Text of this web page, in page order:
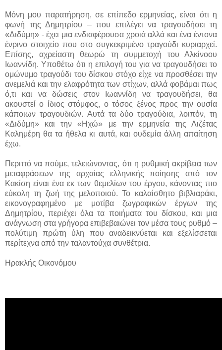
Μόνη μου παρατήρηση, σε επίπεδο ερμηνείας, είναι ότι η
φωνή της Δημητρίου – που επιλέγει να τραγουδήσει τη
«Διδύμη» - έχει μια ενδιαφέρουσα χροιά αλλά και ένα έντονα
ένρινο στοιχείο που στο συγκεκριμένο τραγούδι κυριαρχεί.
Επίσης, αχρείαστη θεωρώ τη συμμετοχή του Αλκίνοου
Ιωαννίδη. Υποθέτω ότι η επιλογή του για να τραγουδήσει το
ομώνυμο τραγούδι του δίσκου στόχο είχε να προσθέσει την
ανεμελιά και την ελαφρότητα των στίχων, αλλά φοβάμαι πως
ό,τι και να δώσεις στον Ιωαννίδη να τραγουδήσει, θα
ακουστεί ο ίδιος στόμφος, ο τόσος ξένος προς την ουσία
κάποιων τραγουδιών. Αυτά τα δύο τραγούδια, λοιπόν, τη
«Διδύμη» και την «Ηχώ» με την ερμηνεία της Λιζέτας
Καλημέρη θα τα ήθελα κι αυτά, και ουδεμία άλλη απαίτηση
έχω.
Περιττό να πούμε, τελειώνοντας, ότι η ρυθμική ακρίβεια των
μεταφράσεων της αρχαίας ελληνικής ποίησης από τον
Κακίση είναι ένα εκ των θεμελίων του έργου, κάνοντας πιο
εύκολη τη ζωή της μελοποιού. Το καλαίσθητο βιβλιαράκι,
εικονογραφημένο με μοτίβα ζωγραφικών έργων της
Δημητρίου, περιέχει όλα τα ποιήματα του δίσκου, και μια
ανάγνωση στα γρήγορα επιβεβαιώνει τον μέσα τους ρυθμό –
πολύτιμη πρώτη ύλη που αναδεικνύεται και εξελίσσεται
περίτεχνα από την ταλαντούχα συνθέτρια.
Ηρακλής Οικονόμου